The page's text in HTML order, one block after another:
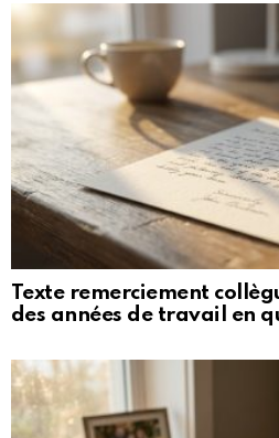
Texte remerciement
des années de travail en